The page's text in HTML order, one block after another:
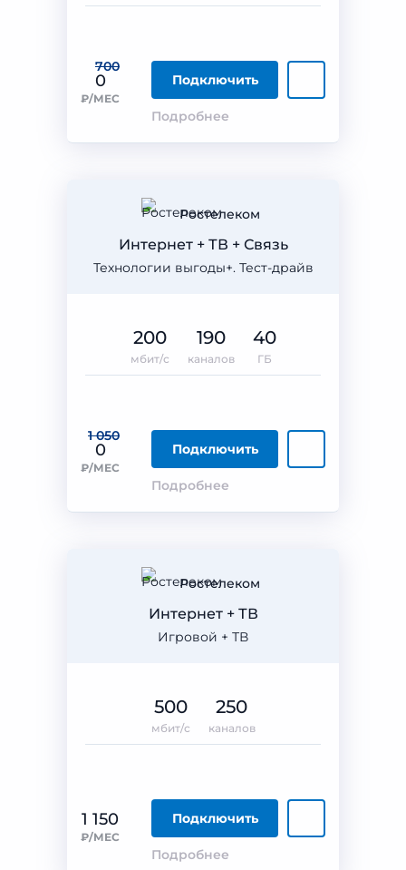
700
0
₽/МЕС
Подключить
Подробнее
Ростелеком
Технологии выгоды+. Тест-драйв
Интернет + ТВ + Связь
1 050
0
₽/МЕС
Подключить
Подробнее
200
мбит/с
190
каналов
40
ГБ
Ростелеком
Игровой + ТВ
Интернет + ТВ
1 150
₽/МЕС
Подключить
Подробнее
500
мбит/с
250
каналов